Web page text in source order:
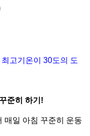
최고기온이 30도의 도
준히 하기!
매일 아침 꾸준히 운동